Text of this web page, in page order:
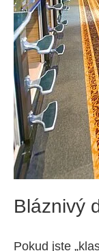
Bláznivý
Pokud jste